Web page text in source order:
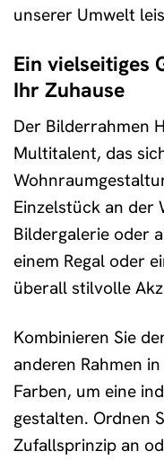
unserer Umwelt
Ein vielseitiges
Ihr Zuhause
Der Bilderrahmen
Multitalent, das
Einzelstück an der
Bildergalerie oder
einem Regal oder
überall stilvolle
Kombinieren Sie
anderen Rahmen
Farben, um eine
gestalten. Ordnen
Zufallsprinzip an